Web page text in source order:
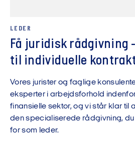
LEDER
Få juridisk rådgivning
til individuelle
Vores jurister og faglige
eksperter i arbejdsforhold
finansielle sektor, og vi står klar til
den specialiserede rådgivning, du
for som leder.